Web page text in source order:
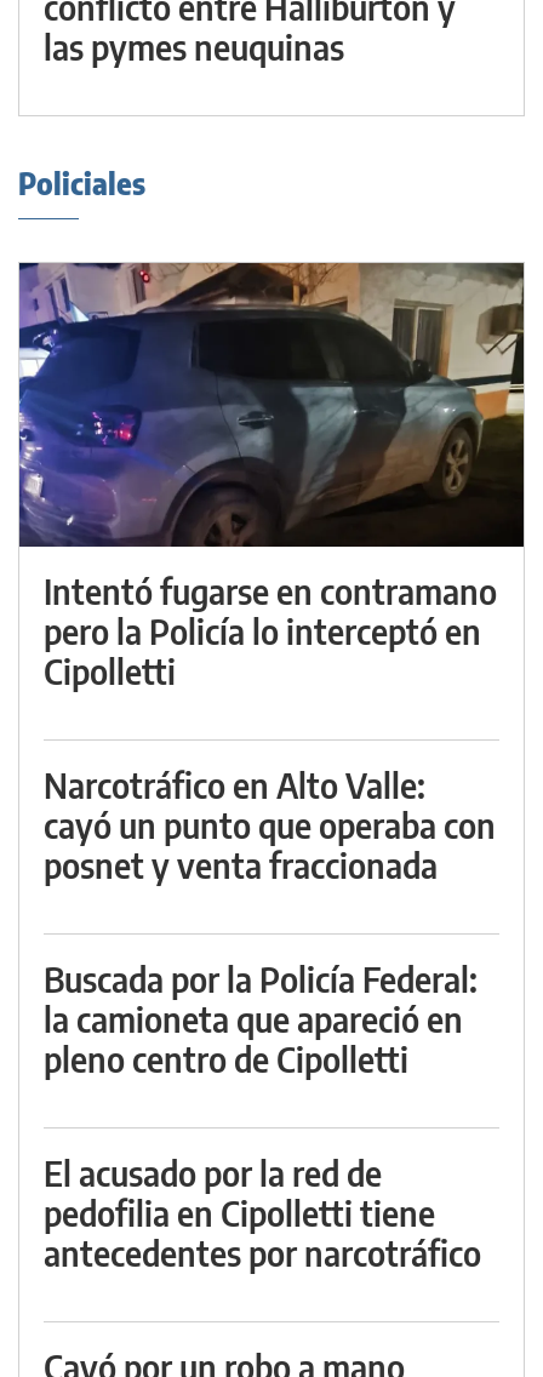
las pymes neuquinas
Policiales
Intentó fugarse en contramano
pero la Policía lo interceptó en
Cipolletti
Narcotráfico en Alto Valle:
cayó un punto que operaba con
posnet y venta fraccionada
Buscada por la Policía Federal:
la camioneta que apareció en
pleno centro de Cipolletti
El acusado por la red de
pedofilia en Cipolletti tiene
antecedentes por narcotráfico
Cayó por un robo a mano